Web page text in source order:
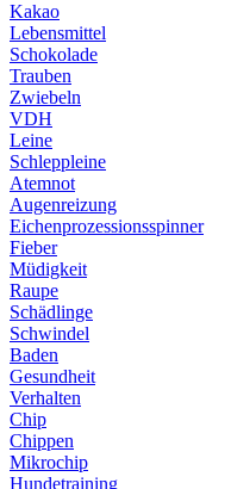
Kakao
Lebensmittel
Schokolade
Trauben
Zwiebeln
VDH
Leine
Schleppleine
Atemnot
Augenreizung
Eichenprozessionsspinner
Fieber
Müdigkeit
Raupe
Schädlinge
Schwindel
Baden
Gesundheit
Verhalten
Chip
Chippen
Mikrochip
Hundetraining